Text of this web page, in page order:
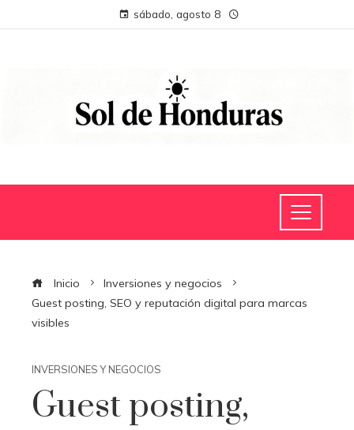
sábado, agosto 8
Inicio
Inversiones y negocios
Guest posting, SEO y reputación digital para marcas
visibles
INVERSIONES Y NEGOCIOS
Guest posting,